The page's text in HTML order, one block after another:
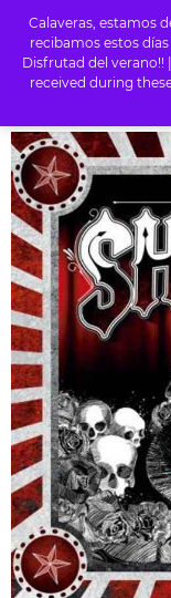
Calaveras, estamos
recibamos estos
Disfrutad del verano!!
received during